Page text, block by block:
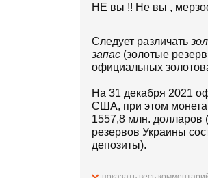
НЕ вы !! Не вы ,
Следует различать
запас (золотые
официальных
На 31 декабря 2021
США, при этом
1557,8 млн.
резервов Украины
депозиты).
Полностью